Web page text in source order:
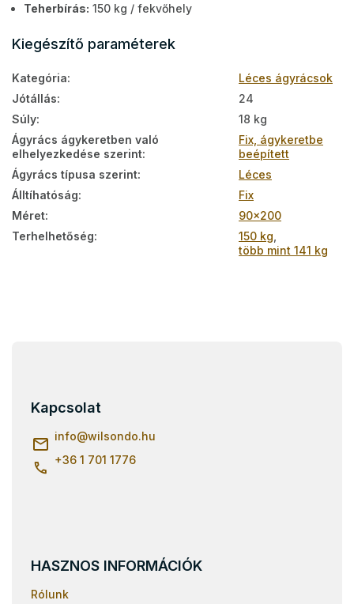
Teherbírás: 150 kg / fekvőhely
Kiegészítő paraméterek
Kategória:
Léces ágyrácsok
Jótállás:
24
Súly:
18 kg
Ágyrács ágykeretben való
elhelyezkedése szerint:
Fix, ágykeretbe
beépített
Ágyrács típusa szerint:
Léces
Álltíhatóság:
Fix
Méret:
90x200
Terhelhetőség: 150 kg
több mint 141 kg
Kapcsolat
info@wilsondo.hu
+36 1 701 1776
HASZNOS INFORMÁCIÓK
Rólunk